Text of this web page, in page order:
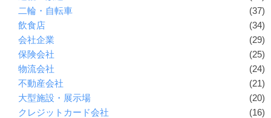
二輪・自転車
(37)
飲食店
(34)
会社企業
(29)
保険会社
(25)
物流会社
(24)
不動産会社
(21)
大型施設・展示場
(20)
クレジットカード会社
(16)